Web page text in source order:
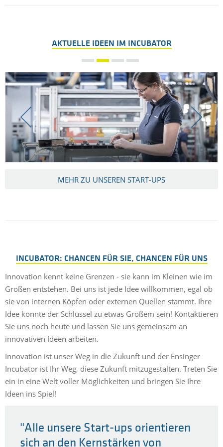
AKTUELLE IDEEN IM INCUBATOR
MEHR ZU UNSEREN START-UPS
INCUBATOR: CHANCEN FÜR SIE, CHANCEN FÜR UNS
Innovation kennt keine Grenzen - sie kann im Kleinen wie im
Großen entstehen. Bei uns ist jede Idee willkommen, egal ob
sie von internen Köpfen oder externen Quellen stammt. Ihre
Idee könnte der Schlüssel zu etwas Großem sein! Kontaktieren
Sie uns noch heute und lassen Sie uns gemeinsam an
innovativen Ideen arbeiten.
Innovation ist unser Weg in die Zukunft und der Ensinger
Incubator ist Ihr Weg, diese Zukunft mitzugestalten. Treten Sie
ein in eine Welt voller Möglichkeiten und bringen Sie Ihre
Ideen ins Spiel!
"Alle unsere Start-ups orientieren
sich an den Kernstärken von